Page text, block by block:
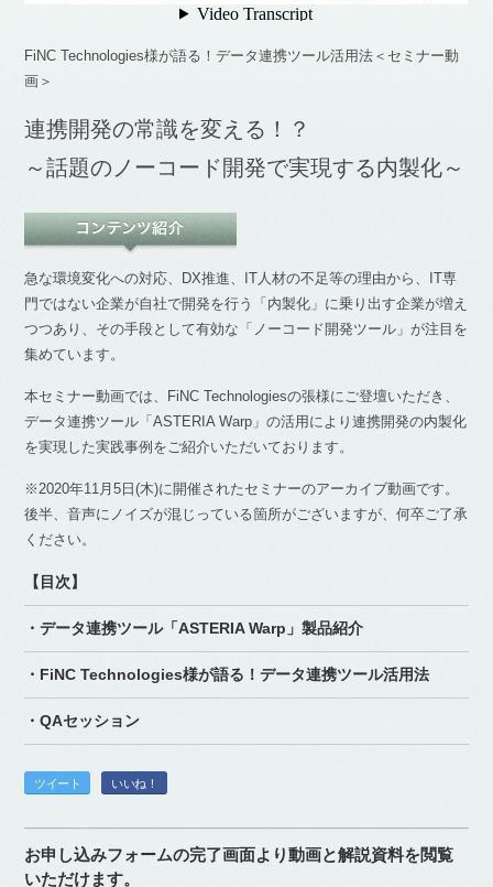
FiNC Technologies様が語る！データ連携ツール活用法＜セミナー動
画＞
連携開発の常識を変える！？
～話題のノーコード開発で実現する内製化～
急な環境変化への対応、DX推進、IT人材の不足等の理由から、IT専
門ではない企業が自社で開発を行う「内製化」に乗り出す企業が増え
つつあり、その手段として有効な「ノーコード開発ツール」が注目を
集めています。
本セミナー動画では、FiNC Technologiesの張様にご登壇いただき、
データ連携ツール「ASTERIA Warp」の活用により連携開発の内製化
を実現した実践事例をご紹介いただいております。
※2020年11月5日(木)に開催されたセミナーのアーカイブ動画です。
後半、音声にノイズが混じっている箇所がございますが、何卒ご了承
ください。
【目次】
・データ連携ツール「ASTERIA Warp」製品紹介
・FiNC Technologies様が語る！データ連携ツール活用法
・QAセッション
ツイート いいね！
お申し込みフォームの完了画面より動画と解説資料を閲覧
いただけます。